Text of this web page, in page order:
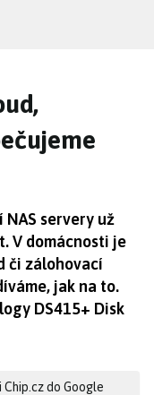
NAS servery už
V domácnosti je
či zálohovací
jak na to.
DS415+ Disk
do Google